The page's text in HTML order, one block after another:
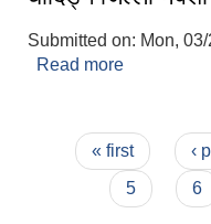
Submitted on: Mon,
Read more
Pages
« first ‹
5
6